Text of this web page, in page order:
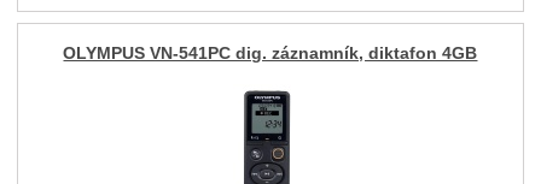
OLYMPUS VN-541PC dig. záznamník, diktafon 4GB